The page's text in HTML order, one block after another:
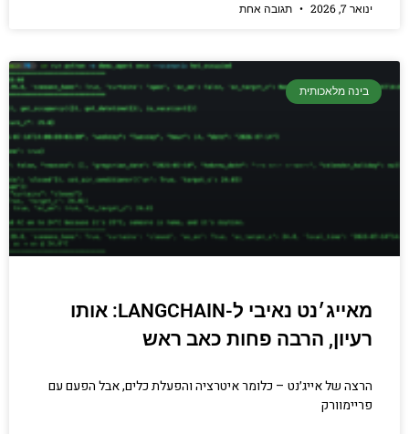
ינואר 7, 2026 תגובה אחת
בינה מלאכותית
מאייג׳נט נאיבי ל-LANGCHAIN: אותו
רעיון, הרבה פחות כאב ראש
הרצה של אייג׳נט – כלומר איטרציה והפעלת כלים, אבל הפעם עם
פריימוורק